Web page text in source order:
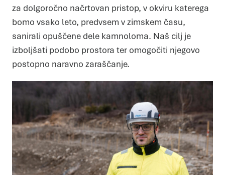
za dolgoročno načrtovan pristop, v okviru katerega
bomo vsako leto, predvsem v zimskem času,
sanirali opuščene dele kamnoloma. Naš cilj je
izboljšati podobo prostora ter omogočiti njegovo
postopno naravno zaraščanje.
Nastavitve piškotkov
Vaša zasebnost
Ko obiščete katero koli spletno mesto, mesto lahko shrani
ali pridobi informacije iz vašega brskalnika, večinoma v obliki
piškotkov. Te informacije se lahko navezujejo na vas, vaše
nastavitve, vašo napravo ali pa skrbijo, da vaše spletno
mesto deluje v skladu z vašimi pričakovanji. Te informacije
običajno ne razkrivajo neposredno vaše identitete, vendar